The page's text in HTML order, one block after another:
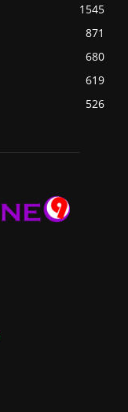
1545
871
680
619
526